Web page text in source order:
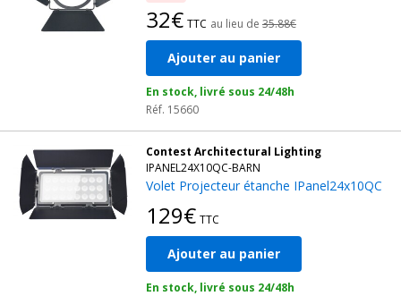
32€ TTC au lieu de 35.88€
Ajouter au panier
En stock, livré sous 24/48h
Réf. 15660
Contest Architectural Lighting
IPANEL24X10QC-BARN
Volet Projecteur étanche IPanel24x10QC
129€ TTC
Ajouter au panier
En stock, livré sous 24/48h